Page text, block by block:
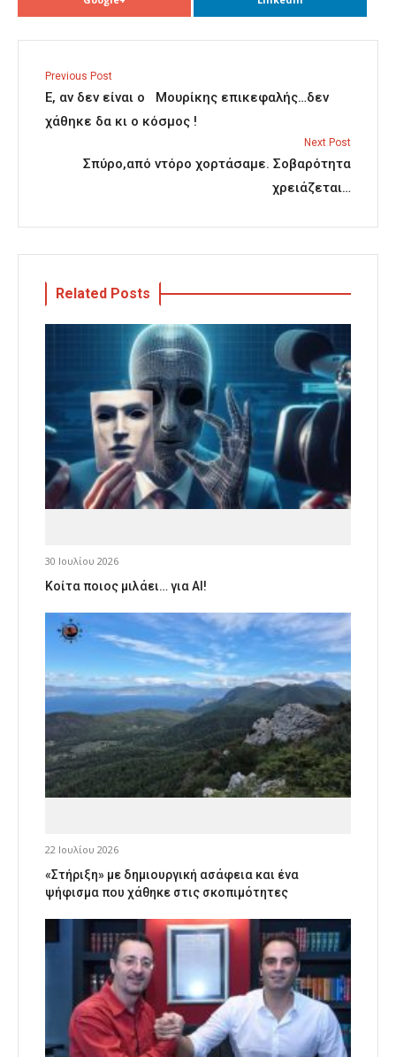
Previous Post
Ε, αν δεν είναι ο Μουρίκης επικεφαλής…δεν
χάθηκε δα κι ο κόσμος !
Next Post
Σπύρο,από ντόρο χορτάσαμε. Σοβαρότητα
χρειάζεται…
Related Posts
30 Ιουλίου 2026
Κοίτα ποιος μιλάει… για AI!
22 Ιουλίου 2026
«Στήριξη» με δημιουργική ασάφεια και ένα
ψήφισμα που χάθηκε στις σκοπιμότητες